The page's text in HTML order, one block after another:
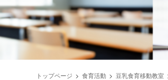
ッ
プ
移
動
トップページ 食育活動 豆乳食育移動教室